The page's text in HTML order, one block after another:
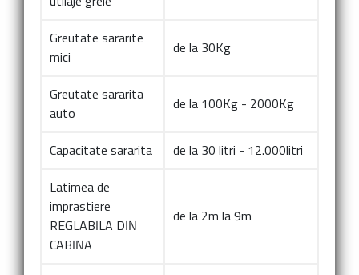
Greutate sararite
mici
de la 30Kg
Greutate sararita
auto
de la 100Kg - 2000Kg
Capacitate sararita de la 30 litri - 12.000litri
Latimea de
imprastiere
REGLABILA DIN
CABINA
de la 2m la 9m